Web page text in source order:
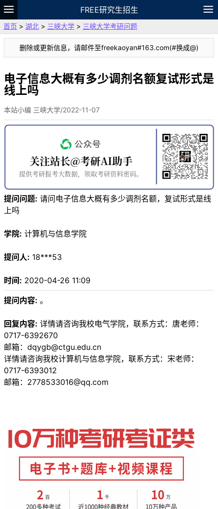
FREE研究生招生
题库
故事 专题 APP 笔记
VIP
资料
首页 > 湖北 > 三峡大学 > 三峡大学考研问题
删除或更新信息，请邮件至freekaoyan#163.com(#换成@)
电子信息大概有多少调剂名额复试形式是
线上吗
本站小编 三峡大学/2022-11-07
提问问题: 请问电子信息大概有多少调剂名额，复试形式是线
上吗
学院: 计算机与信息学院
提问人: 18***53
时间: 2020-04-26 11:09
提问内容: 。
回复内容: 详情请咨询我校电气学院，联系方式：唐老师：
0717-6392670
邮箱：dqygb@ctgu.edu.cn
详情请咨询我校计算机与信息学院，联系方式：宋老师：
0717-6393012
邮箱：2778533016@qq.com